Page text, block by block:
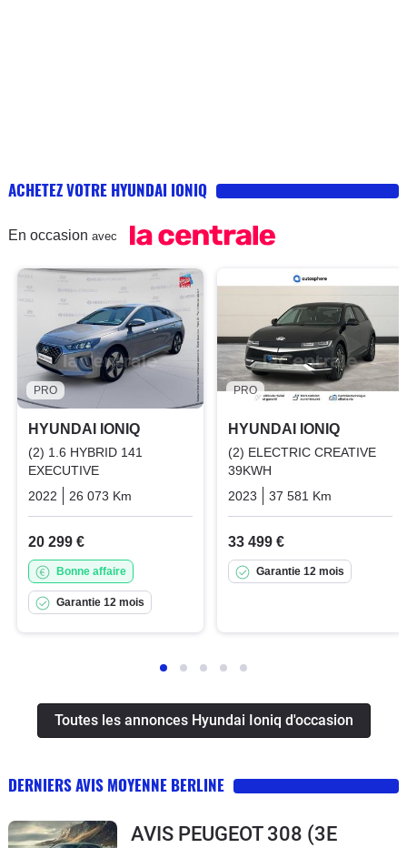
ACHETEZ VOTRE HYUNDAI IONIQ
En occasion avec
PRO
HYUNDAI IONIQ
(2) 1.6 HYBRID 141
EXECUTIVE
2022
26 073 Km Hybrid_essence_electric
20 299 €
Bonne affaire
Garantie 12 mois
PRO
HYUNDAI IONIQ
(2) ELECTRIC CREATIVE
39KWH
2023
37 581 Km
33 499 €
Garantie 12 mois
Toutes les annonces Hyundai Ioniq d'occasion
DERNIERS AVIS MOYENNE BERLINE
AVIS PEUGEOT 308 (3E